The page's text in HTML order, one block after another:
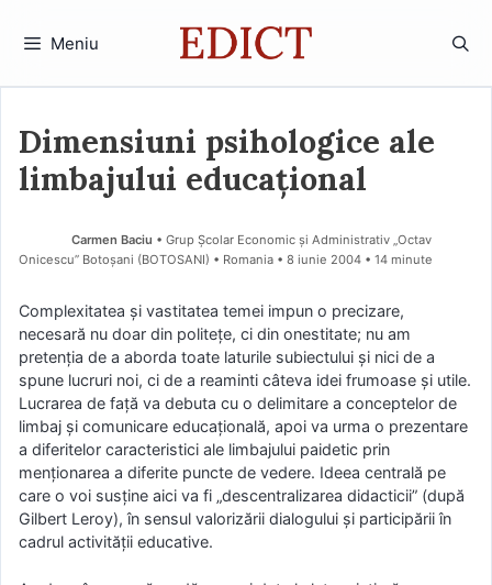
Meniu
Dimensiuni psihologice ale
limbajului educaţional
Carmen Baciu • Grup Şcolar Economic şi Administrativ „Octav
Onicescu” Botoşani (BOTOSANI) • Romania
8 iunie 2004 • 14 minute
Complexitatea şi vastitatea temei impun o precizare,
necesară nu doar din politeţe, ci din onestitate; nu am
pretenţia de a aborda toate laturile subiectului şi nici de a
spune lucruri noi, ci de a reaminti câteva idei frumoase şi utile.
Lucrarea de faţă va debuta cu o delimitare a conceptelor de
limbaj şi comunicare educaţională, apoi va urma o prezentare
a diferitelor caracteristici ale limbajului paidetic prin
menţionarea a diferite puncte de vedere. Ideea centrală pe
care o voi susţine aici va fi „descentralizarea didacticii” (după
Gilbert Leroy), în sensul valorizării dialogului şi participării în
cadrul activităţii educative.